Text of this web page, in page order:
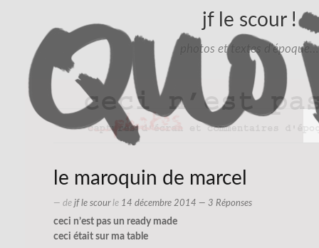
jf le scour !
photos et textes d'époque…
le maroquin de marcel
— de jf le scourle 14 décembre 2014 — 3 Réponses
ceci n’est pas un ready made
ceci était sur ma table